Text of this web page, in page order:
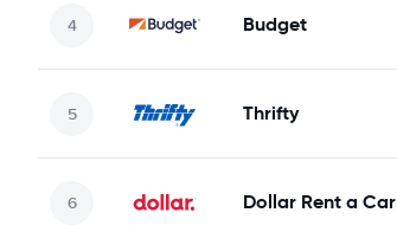
Budget
Thrifty
Dollar Rent a Car